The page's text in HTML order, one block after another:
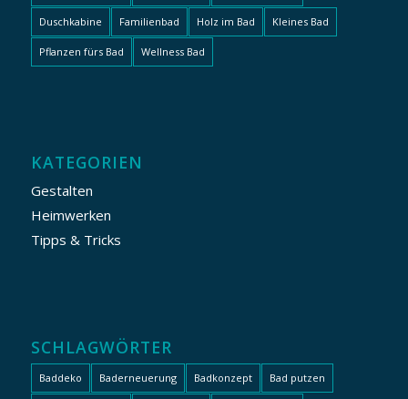
Duschkabine Familienbad Holz im Bad Kleines Bad
Pflanzen fürs Bad Wellness Bad
KATEGORIEN
Gestalten
Heimwerken
Tipps & Tricks
SCHLAGWÖRTER
Baddeko Baderneuerung Badkonzept Bad putzen